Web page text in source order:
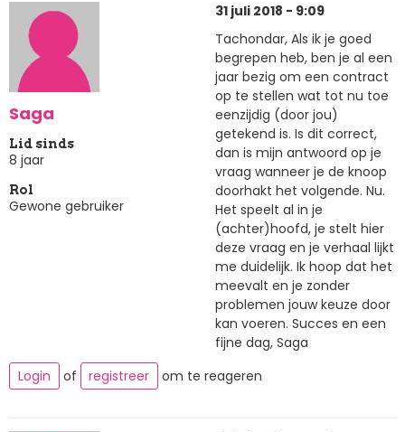
Saga
Lid sinds
8 jaar
Rol
Gewone gebruiker
31 juli 2018 - 9:09
Tachondar, Als ik je goed
begrepen heb, ben je al een
jaar bezig om een contract
op te stellen wat tot nu toe
eenzijdig (door jou)
getekend is. Is dit correct,
dan is mijn antwoord op je
vraag wanneer je de knoop
doorhakt het volgende. Nu.
Het speelt al in je
(achter)hoofd, je stelt hier
deze vraag en je verhaal lijkt
me duidelijk. Ik hoop dat het
meevalt en je zonder
problemen jouw keuze door
kan voeren. Succes en een
fijne dag, Saga
Login
of registreer om te reageren